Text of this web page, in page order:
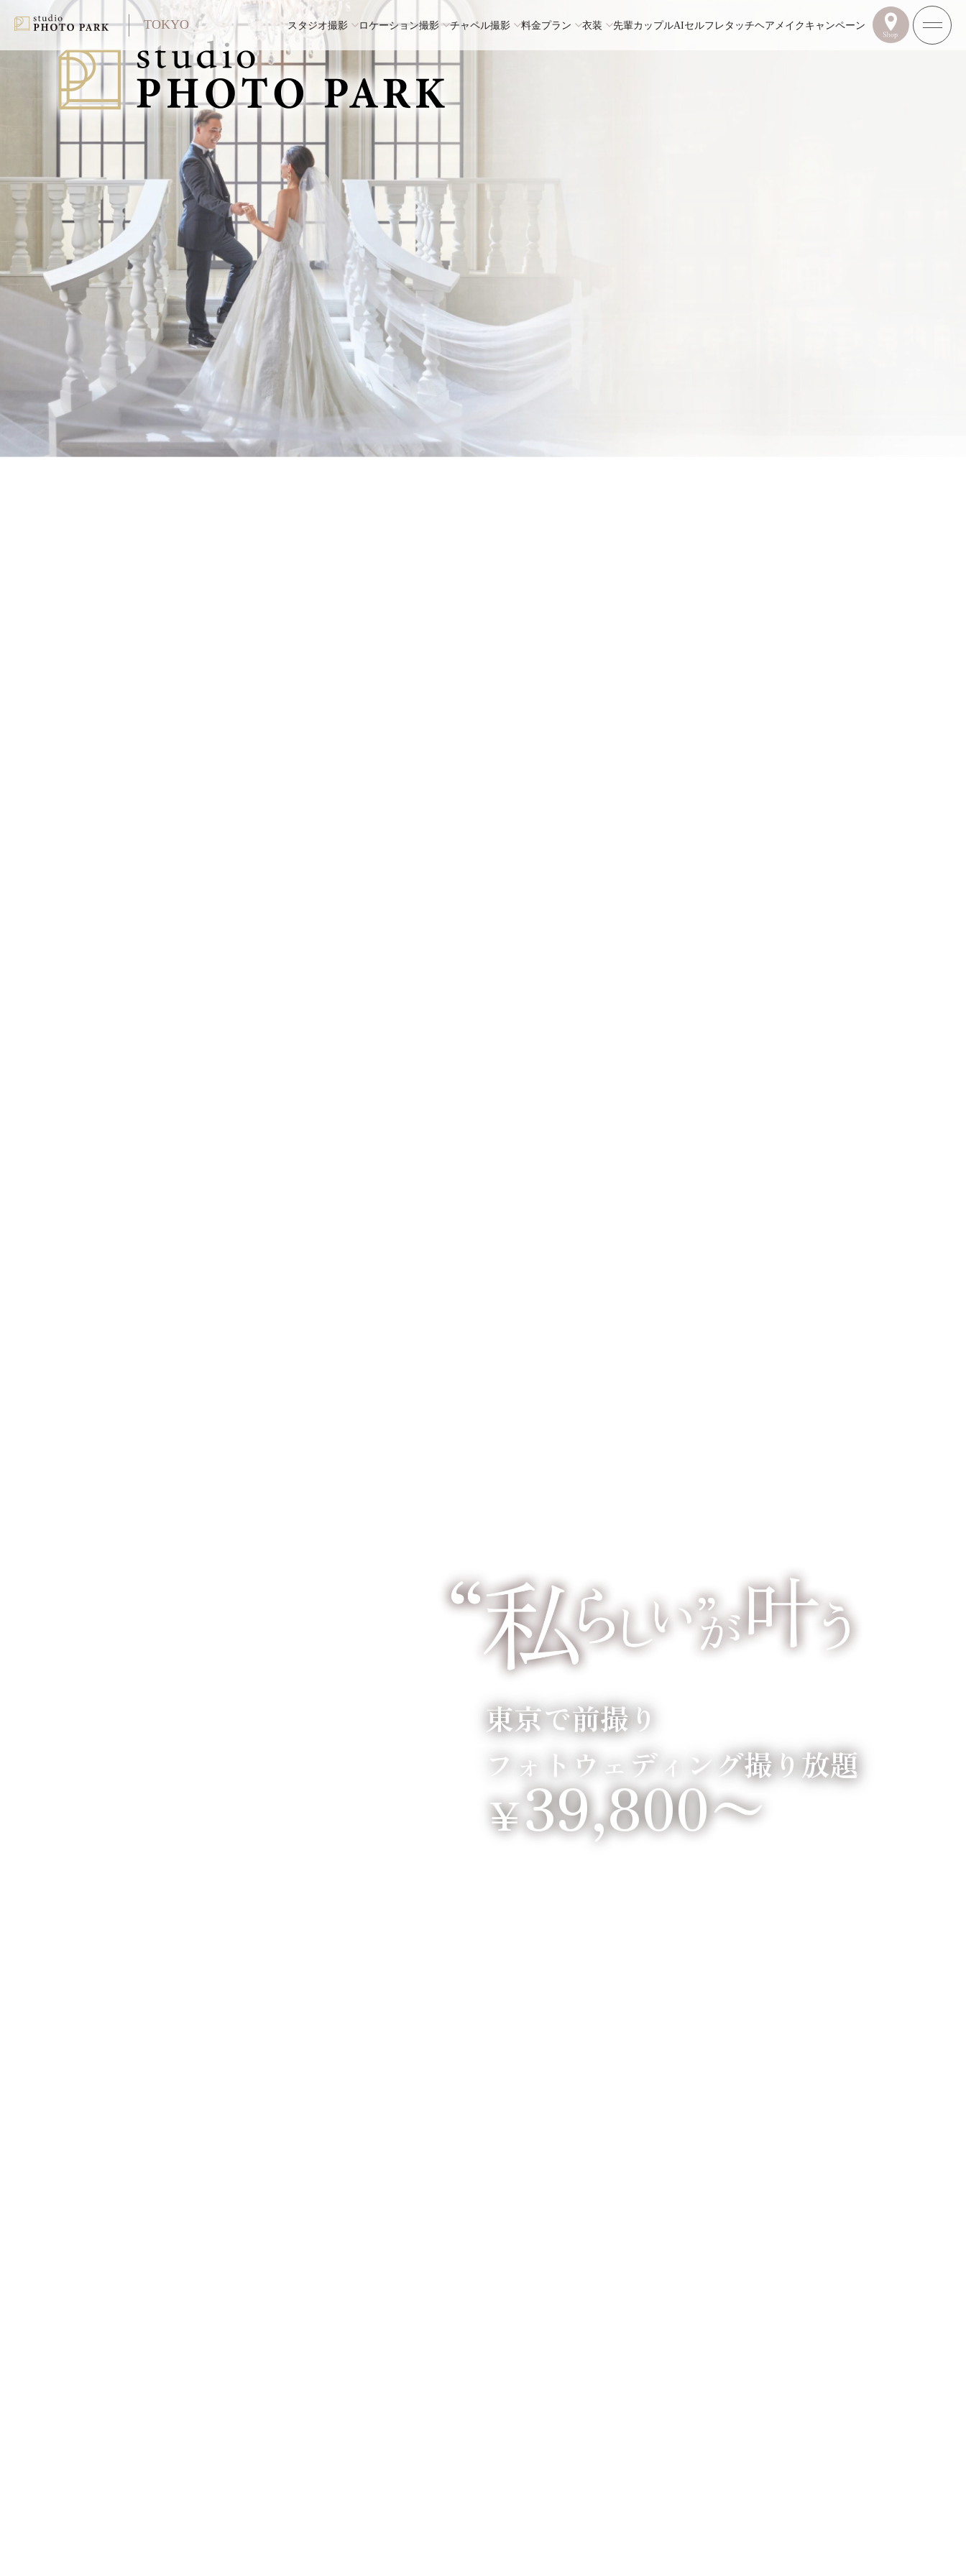
TOKYO スタジオ撮影 ロケーション撮影 チャペル撮影 料金プラン 衣装 先輩カップルAIセルフレタッチヘアメイク キャンペーン
東京で前撮り
フォトウェディング撮り放題
￥39,800〜